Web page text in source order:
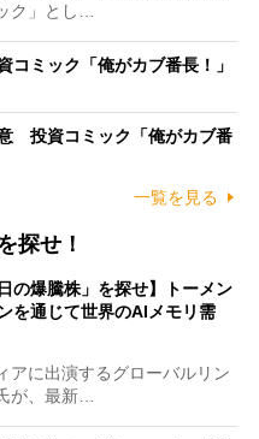
ク」とし…
ミック「俺がカブ番長！」
投資コミック「俺がカブ番
一覧を見る
探せ！
の爆騰株」を探せ】トーメン
を通じて世界のAIメモリ需
に出演するグローバルリン
が、最新…